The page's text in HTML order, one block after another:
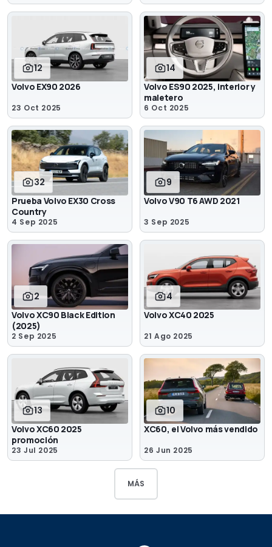
12
Volvo EX90 2026
23 Oct 2025
14
Volvo ES90 2025, interior y
maletero
6 Oct 2025
32
Prueba Volvo EX30 Cross
Country
4 Sep 2025
9
Volvo V90 T6 AWD 2021
3 Sep 2025
2
Volvo XC90 Black Edition
(2025)
2 Sep 2025
4
Volvo XC40 2025
21 Ago 2025
13
Volvo XC60 2025
promoción
23 Jul 2025
10
XC60, el Volvo más vendido
26 Jun 2025
MÁS